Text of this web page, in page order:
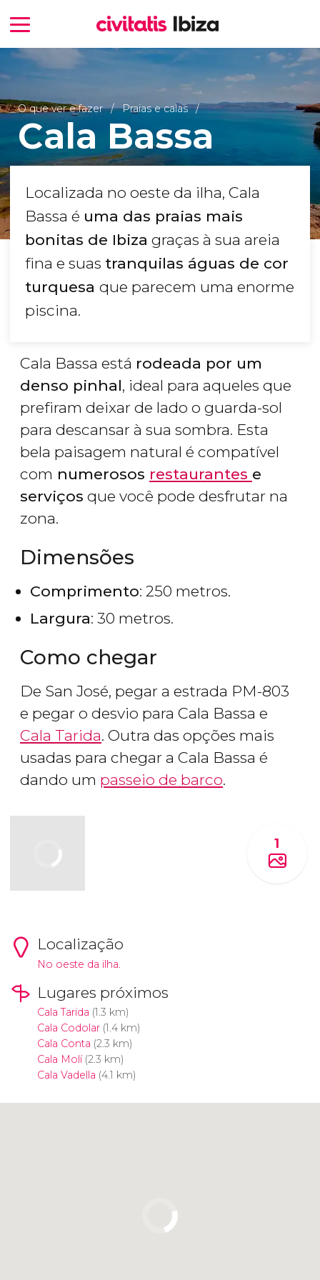
O que ver e fazer Praias e calas
Cala Bassa
Localizada no oeste da ilha, Cala
Bassa é uma das praias mais
bonitas de Ibiza graças à sua areia
fina e suas tranquilas águas de cor
turquesa que parecem uma enorme
piscina.
Cala Bassa está rodeada por um
denso pinhal, ideal para aqueles que
prefiram deixar de lado o guarda-sol
para descansar à sua sombra. Esta
bela paisagem natural é compatível
com numerosos restaurantes e
serviços que você pode desfrutar na
zona.
Dimensões
Comprimento: 250 metros.
Largura: 30 metros.
Como chegar
De San José, pegar a estrada PM-803
e pegar o desvio para Cala Bassa e
Cala Tarida. Outra das opções mais
usadas para chegar a Cala Bassa é
dando um passeio de barco.
1
Localização
No oeste da ilha.
Lugares próximos
Cala Tarida (1.3 km)
Cala Codolar(1.4 km)
Cala Conta (2.3 km)
Cala Molí(2.3 km)
Cala Vadella (4.1 km)